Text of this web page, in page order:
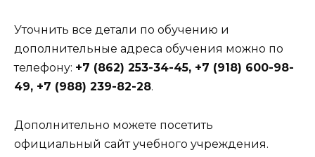
Уточнить все детали по обучению и
дополнительные адреса обучения можно по
телефону: +7 (862) 253-34-45, +7 (918) 600-98-
49, +7 (988) 239-82-28.
Дополнительно можете посетить
официальный сайт учебного учреждения.